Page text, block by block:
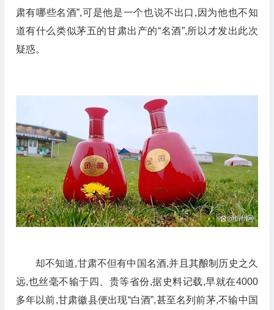
肃有哪些名酒”,可是他是一个也说不出口,因为他也不知
道有什么类似茅五的甘肃出产的“名酒”,所以才发出此次
疑惑。
却不知道,甘肃不但有中国名酒,并且其酿制历史之久
远,也丝毫不输于四、贵等省份,据史料记载,早就在4000
多年以前,甘肃徽县便出现“白酒”,甚至名列前茅,不输中国